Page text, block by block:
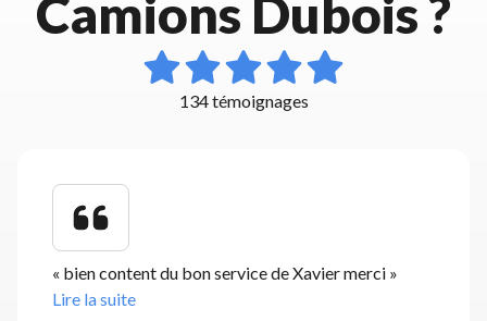
Camions Dubois ?
134 témoignages
« bien content du bon service de Xavier merci »
Lire la suite